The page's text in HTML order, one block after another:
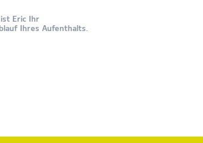
Eric Ihr
Ihres Aufenthalts.